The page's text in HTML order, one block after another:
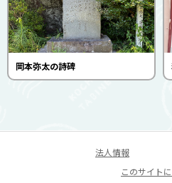
岡本弥太の詩碑
法人情報
このサイト